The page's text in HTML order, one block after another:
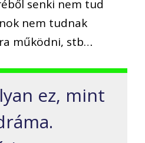
éből senki nem tud
nem tudnak
működni, stb…
ez, mint
áma.